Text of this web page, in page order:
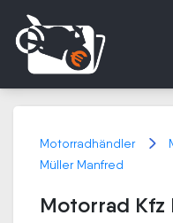
Motorradhändler
Müller Manfred
Motorrad Kfz